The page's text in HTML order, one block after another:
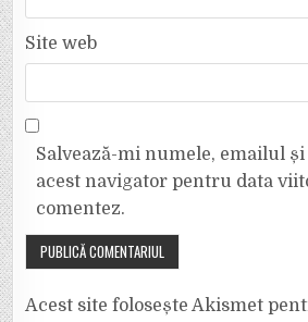
Site web
Salvează-mi numele, emailul
acest navigator pentru data
comentez.
Acest site folosește Akismet